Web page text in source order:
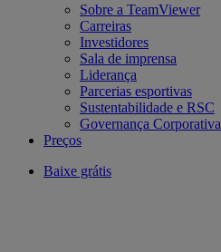
Sobre a TeamViewer
Carreiras
Investidores
Sala de imprensa
Liderança
Parcerias esportivas
Sustentabilidade e RSC
Governança Corporativa
Preços
Baixe grátis